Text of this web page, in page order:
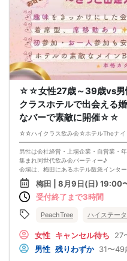
☆☆女性27歳～39歳vs男
クラスホテルで出会える
なバーで素敵に開催☆☆
☆☆ハイクラス飲み会☆ホテルTheナ
男性は会社経営・上場企業・自営業・
集まれ同世代飲み会パーティー♪
会場は、梅田にあるホテル阪急インタ
ゃいます
『 おすすめ理由 1 』
低料金で開催お勤め帰りに会場のアク
『 おすすめ理由 2 』
━━━━━━━━━━━━
広々とした会場で開催
梅田 | 8月9日(日) 19:00
受付終了まで3時間
PeachTree ハイステー
女性 キャンセル待ち 27
男性 残りわずか 31〜49